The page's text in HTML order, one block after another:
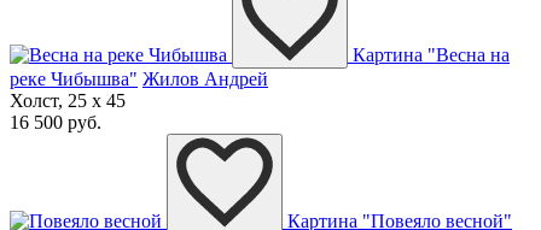
Картина "Весна на
реке Чибышва" Жилов Андрей
Холст, 25 x 45
16 500 руб.
Картина "Повеяло весной"